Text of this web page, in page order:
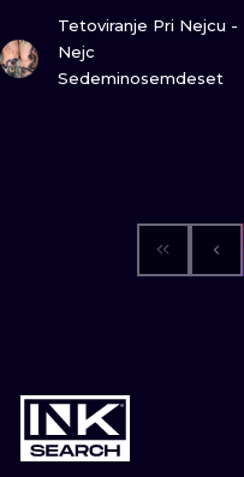
Tetoviranje Pri Nejcu -
Nejc
Sedeminosemdeset